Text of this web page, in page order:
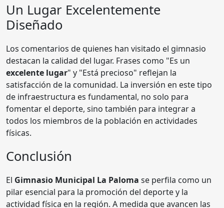
Un Lugar Excelentemente
Diseñado
Los comentarios de quienes han visitado el gimnasio
destacan la calidad del lugar. Frases como "Es un
excelente lugar" y "Está precioso" reflejan la
satisfacción de la comunidad. La inversión en este tipo
de infraestructura es fundamental, no solo para
fomentar el deporte, sino también para integrar a
todos los miembros de la población en actividades
físicas.
Conclusión
El Gimnasio Municipal La Paloma se perfila como un
pilar esencial para la promoción del deporte y la
actividad física en la región. A medida que avancen las